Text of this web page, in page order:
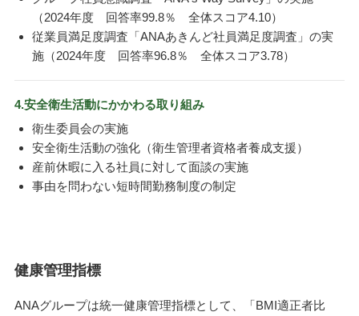
（2024年度 回答率99.8％ 全体スコア4.10）
従業員満足度調査「ANAあきんど社員満足度調査」の実
施（2024年度 回答率96.8％ 全体スコア3.78）
4.安全衛生活動にかかわる取り組み
衛生委員会の実施
安全衛生活動の強化（衛生管理者資格者養成支援）
産前休暇に入る社員に対して面談の実施
事由を問わない短時間勤務制度の制定
健康管理指標
ANAグループは統一健康管理指標として、「BMI適正者比